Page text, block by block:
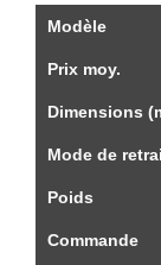
Modèle
Prix moy.
Dimensions
Mode de
Poids
Commande